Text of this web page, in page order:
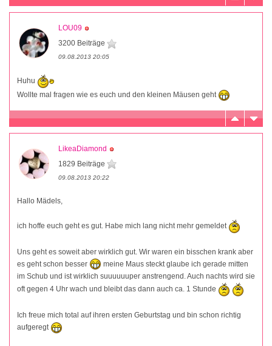
LOU09
3200 Beiträge
09.08.2013 20:05
Huhu
Wollte mal fragen wie es euch und den kleinen Mäusen geht
LikeaDiamond
1829 Beiträge
09.08.2013 20:22
Hallo Mädels,
ich hoffe euch geht es gut. Habe mich lang nicht mehr gemeldet
Uns geht es soweit aber wirklich gut. Wir waren ein bisschen krank aber
es geht schon besser
meine Maus steckt glaube ich gerade mitten
im Schub und ist wirklich suuuuuuper anstrengend. Auch nachts wird sie
oft gegen 4 Uhr wach und bleibt das dann auch ca. 1 Stunde
Ich freue mich total auf ihren ersten Geburtstag und bin schon richtig
aufgeregt